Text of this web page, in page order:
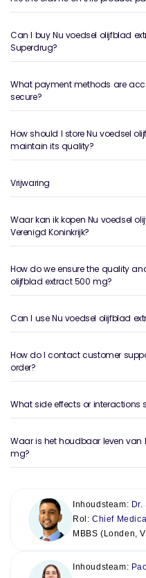
Can I buy Nu voedsel olijfblad
Superdrug?
What payment methods are
secure?
How should I store Nu voedsel
maintain its quality?
Vrijwaring
Waar kan ik kopen Nu voedsel
Verenigd Koninkrijk?
How do we ensure the quality
olijfblad extract 500 mg?
Can I use Nu voedsel olijfblad
How do I contact customer
order?
What side effects or interactions
Waar is het houdbaar leven van
mg?
Inhoudsteam:
Rol:Chief
MBBS (Londen,
Inhoudsteam: